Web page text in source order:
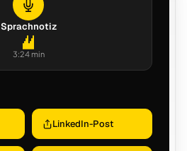
Sprachnotiz
3:24 min
LinkedIn-Post